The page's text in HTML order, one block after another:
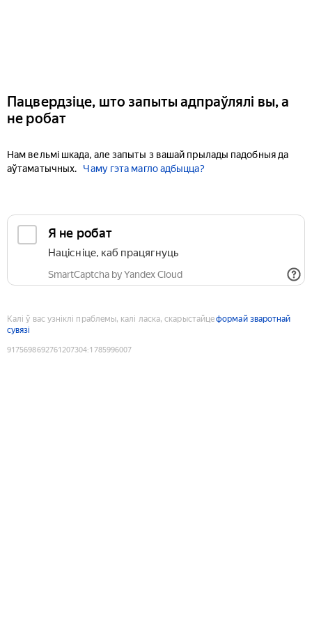
Пацвердзіце, што запыты адпраўлялі вы, а
не робат
Нам вельмі шкада, але запыты з вашай прылады падобныя да
аўтаматычных.
Чаму гэта магло адбыцца?
Я не робат
Націсніце, каб працягнуць
SmartCaptcha by Yandex Cloud
Калі ў вас узніклі праблемы, калі ласка, скарыстайцеформай зваротнай
сувязі
9175698692761207304:1785996007